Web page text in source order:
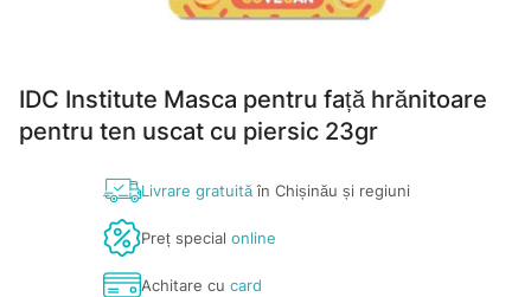
IDC Institute Masca pentru față hrănitoare
pentru ten uscat cu piersic 23gr
Livrare gratuităîn Chișinău și regiuni
Preț special online
Achitare cu card